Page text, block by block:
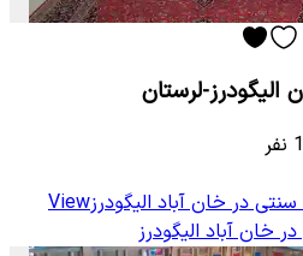
الیگودرز-لرستان
نفر
در خان آباد الیگودرزView
خان آباد الیگودرز